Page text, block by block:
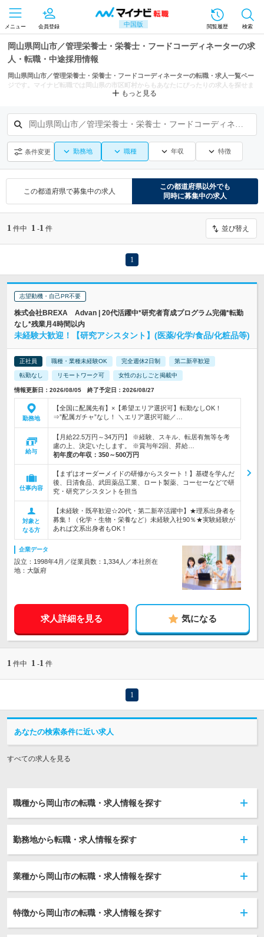
中国版
メニュー 会員登録 閲覧履歴 検索
岡山県岡山市／管理栄養士・栄養士・フードコーディネーターの求
人・転職・中途採用情報
岡山県岡山市／管理栄養士・栄養士・フードコーディネーターの転職・求人一覧ペー
ジです。マイナビ転職では岡山県の市区町村からもあなたにぴったりの求人を探せま
もっと見る
岡山県岡山市／管理栄養士・栄養士・フードコーディネーター
条件変更 勤務地 職種 年収 特徴
この都道府県で募集中の求人
この都道府県以外でも
同時に募集中の求人
1 件中 1 -1 件 並び替え
1
志望動機・自己PR不要
株式会社BREXA Advan | 20代活躍中*研究者育成プログラム完備*転勤
なし*残業月4時間以内
未経験大歓迎！【研究アシスタント】(医薬/化学/食品/化粧品等)
正社員 職種・業種未経験OK 完全週休2日制 第二新卒歓迎
転勤なし リモートワーク可 女性のおしごと掲載中
情報更新日：2026/08/05 終了予定日：2026/08/27
勤務地
【全国に配属先有】×【希望エリア選択可】転勤なしOK！
⇒”配属ガチャ”なし！ ＼エリア選択可能／…
給与
【月給22.5万円～34万円】 ※経験、スキル、転居有無等を考
慮の上、決定いたします。 ※賞与年2回、昇給…
初年度の年収： 350～500万円
仕事内容
【まずはオーダーメイドの研修からスタート！】基礎を学んだ
後、日清食品、武田薬品工業、ロート製薬、コーセーなどで研
究・研究アシスタントを担当
対象と
なる方
【未経験・既卒歓迎☆20代・第二新卒活躍中】★理系出身者を
募集！（化学・生物・栄養など）未経験入社90％★実験経験が
あれば文系出身者もOK！
企業データ
設立：1998年4月／従業員数：1,334人／本社所在
地：大阪府
求人詳細を見る 気になる
1 件中 1 -1 件
1
あなたの検索条件に近い求人
すべての求人を見る
職種から岡山市の転職・求人情報を探す
勤務地から転職・求人情報を探す
業種から岡山市の転職・求人情報を探す
特徴から岡山市の転職・求人情報を探す